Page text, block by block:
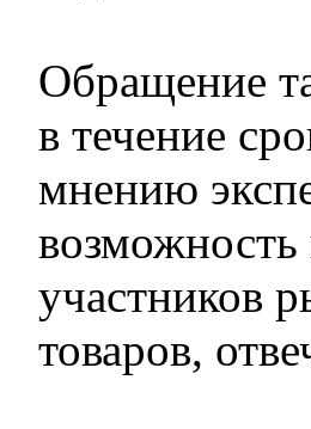
Обращение
в течение
мнению
возможность
участников
товаров,